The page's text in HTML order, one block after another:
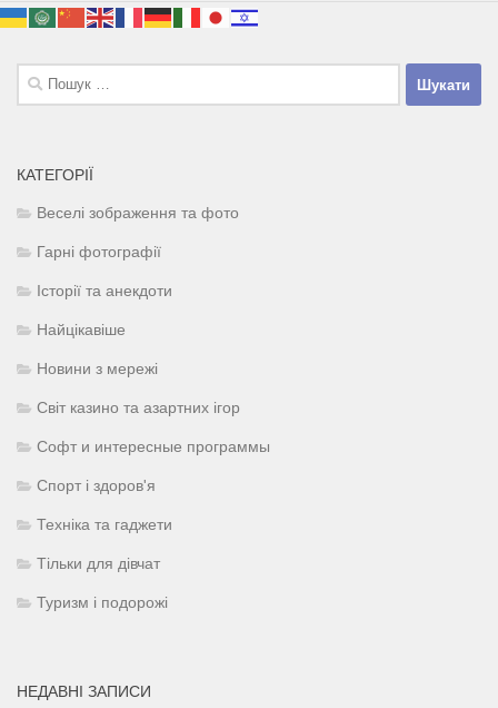
Пошук:
КАТЕГОРІЇ
Веселі зображення та фото
Гарні фотографії
Історії та анекдоти
Найцікавіше
Новини з мережі
Світ казино та азартних ігор
Софт и интересные программы
Спорт і здоров'я
Техніка та гаджети
Тільки для дівчат
Туризм і подорожі
НЕДАВНІ ЗАПИСИ